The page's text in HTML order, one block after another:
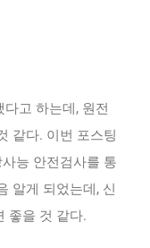
고 하는데, 원전
같다. 이번 포스팅
능 안전검사를 통
알게 되었는데, 신
좋을 것 같다.